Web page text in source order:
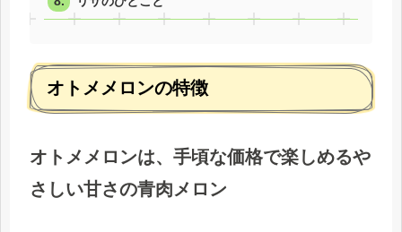
オトメメロンの特徴
オトメメロンは、手頃な価格で楽しめるや
さしい甘さの青肉メロン